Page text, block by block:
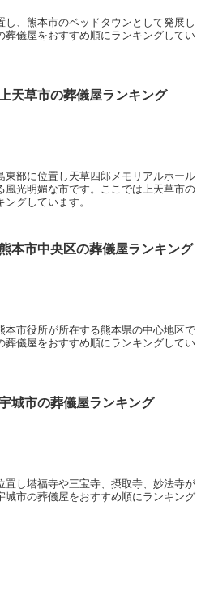
、熊本市のベッドタウンとして発展し
葬儀屋をおすすめ順にランキングしてい
上天草市の葬儀屋ランキング
東部に位置し天草四郎メモリアルホール
風光明媚な市です。ここでは上天草市の
グしています。
本市中央区の葬儀屋ランキング
本市役所が所在する熊本県の中心地区で
葬儀屋をおすすめ順にランキングしてい
城市の葬儀屋ランキング
置し塔福寺や三宝寺、摂取寺、妙法寺が
城市の葬儀屋をおすすめ順にランキング